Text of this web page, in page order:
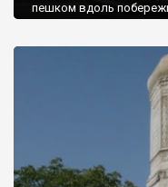
пешком вдоль